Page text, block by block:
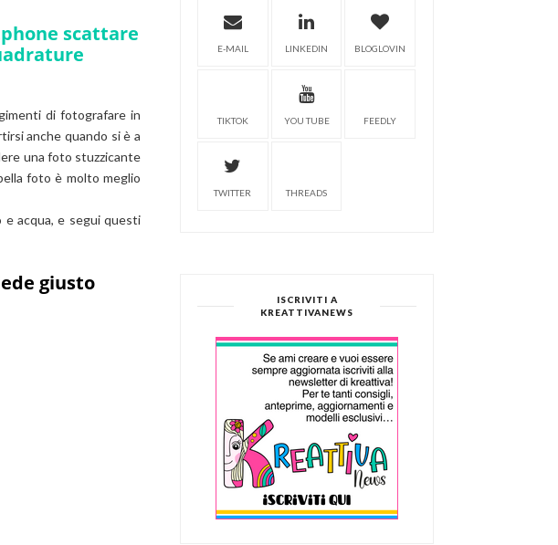
scattare
di fotografare in
anche quando si è a
una foto stuzzicante
foto è molto meglio
acqua, e segui questi
giusto
E-MAIL LINKEDIN BLOGLOVIN
TIKTOK YOU TUBE FEEDLY
TWITTER THREADS
ISCRIVITI A
KREATTIVANEWS